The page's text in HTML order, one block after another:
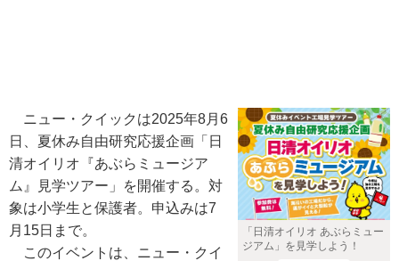
「日清オイリオ あぶらミュー
ジアム」を見学しよう！
ニュー・クイックは2025年8月6
日、夏休み自由研究応援企画「日
清オイリオ『あぶらミュージア
ム』見学ツアー」を開催する。対
象は小学生と保護者。申込みは7
月15日まで。
このイベントは、ニュー・クイ